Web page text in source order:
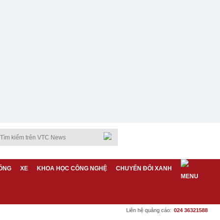
XE KHOA HỌC CÔNG NGHỆ CHUYỂN ĐỔI XANH
Liên hệ quảng cáo: 024 36321588